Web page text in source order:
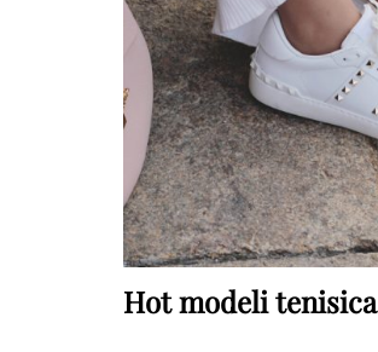
Hot modeli tenisica